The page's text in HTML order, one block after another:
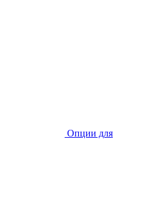
Опции для